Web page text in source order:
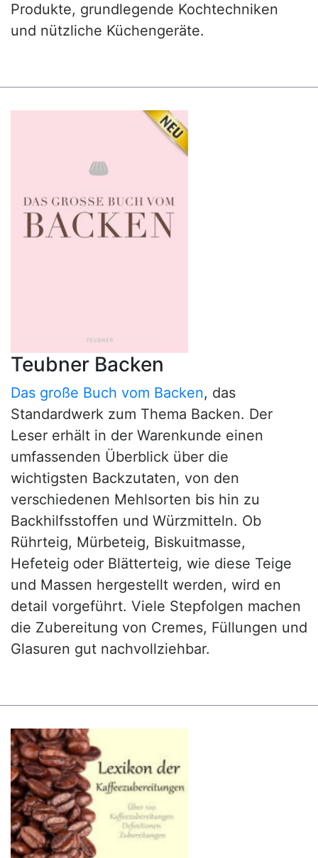
Produkte, grundlegende Kochtechniken
und nützliche Küchengeräte.
Teubner Backen
Das große Buch vom Backen, das
Standardwerk zum Thema Backen. Der
Leser erhält in der Warenkunde einen
umfassenden Überblick über die
wichtigsten Backzutaten, von den
verschiedenen Mehlsorten bis hin zu
Backhilfsstoffen und Würzmitteln. Ob
Rührteig, Mürbeteig, Biskuitmasse,
Hefeteig oder Blätterteig, wie diese Teige
und Massen hergestellt werden, wird en
detail vorgeführt. Viele Stepfolgen machen
die Zubereitung von Cremes, Füllungen und
Glasuren gut nachvollziehbar.